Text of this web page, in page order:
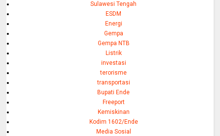
Sulawesi Tengah
ESDM
Energi
Gempa
Gempa NTB
Listrik
investasi
terorisme
transportasi
Bupati Ende
Freeport
Kemiskinan
Kodim 1602/Ende
Media Sosial